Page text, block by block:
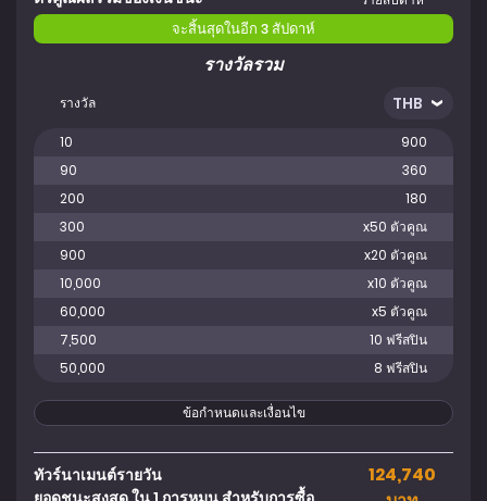
จะสิ้นสุดในอีก 3 สัปดาห์
รางวัลรวม
10
900
90
360
200
180
300
x50 ตัวคูณ
900
x20 ตัวคูณ
10,000
x10 ตัวคูณ
60,000
x5 ตัวคูณ
7,500
10 ฟรีสปิน
50,000
8 ฟรีสปิน
รางวัล
ข้อกำหนดและเงื่อนไข
ทัวร์นาเมนต์รายวัน
124,740